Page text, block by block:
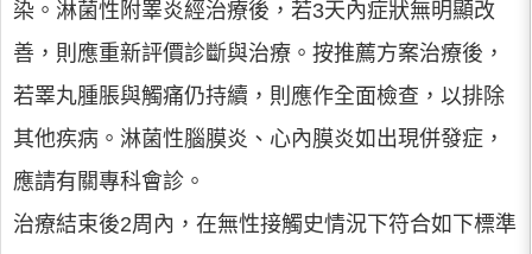
染。淋菌性附睪炎經治療後，若3天內症狀無明顯改
善，則應重新評價診斷與治療。按推薦方案治療後，
若睪丸腫脹與觸痛仍持續，則應作全面檢查，以排除
其他疾病。淋菌性腦膜炎、心內膜炎如出現併發症，
應請有關專科會診。
治療結束後2周內，在無性接觸史情況下符合如下標準